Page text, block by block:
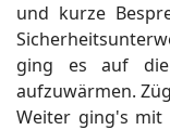
und kurze
ging es auf
aufzuwärmen.
Weiter ging's mit